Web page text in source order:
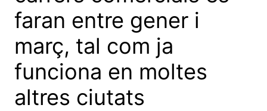
faran entre gener i
març, tal com ja
funciona en moltes
altres ciutats